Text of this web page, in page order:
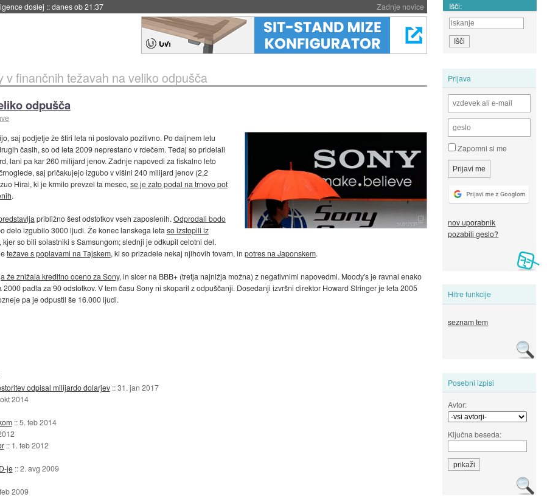
Zadnje novice
inteligence::danes ob 21:23 Išči:
Prijava
Zapomni si me
nov uporabnik
pozabili geslo?
Hitre funkcije
seznam tem
Posebni izpisi
Avtor:
Ključna beseda:
v finančnih težavah na veliko odpušča
odpušča
saj podjetje že štiri leta ni poslovalo pozitivno. Po daljnem letu
časih, so od leta 2009 neprestano v rdečem. Tedaj so pridelali
lani pa kar 260 milijard jenov. Zadnje napovedi za fiskalno leto
saj pričakujejo izgubo v višini 240 milijard jenov (2,2
Hirai, ki je krmilo prevzel ta mesec, se je zato podal na trnovo pot
.
približno šest odstotkov vseh zaposlenih. Odprodali bodo
delo izgubilo 3000 ljudi. Že konec lanskega leta so izstopili iz
kjer so bili solastniki s Samsungom; slednji je odkupil celotni del.
težave s poplavami na Tajskem, ki so prizadele nekaj njihovih tovarn, in potres na Japonskem.
že znižala kreditno oceno za Sony, in sicer na BBB+ (tretja najnižja možna) z negativnimi napovedmi. Moody's je ravnal enako
padla za 90 odstotkov. V tem času Sony ni skoparil z odpuščanji. Dosedanji izvršni direktor Howard Stringer je leta 2005
pa je odpustil še 16.000 ljudi.
odpisal milijardo dolarjev ::31. jan 2017
2014
::5. feb 2014
:: 1. feb 2012
je ::2. avg 2009
2009